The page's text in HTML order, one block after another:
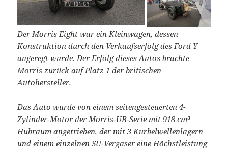
Der Morris Eight war ein Kleinwagen, dessen
Konstruktion durch den Verkaufserfolg des Ford Y
angeregt wurde. Der Erfolg dieses Autos brachte
Morris zurück auf Platz 1 der britischen
Autohersteller.
Das Auto wurde von einem seitengesteuerten 4-
Zylinder-Motor der Morris-UB-Serie mit 918 cm³
Hubraum angetrieben, der mit 3 Kurbelwellenlagern
und einem einzelnen SU-Vergaser eine Höchstleistung